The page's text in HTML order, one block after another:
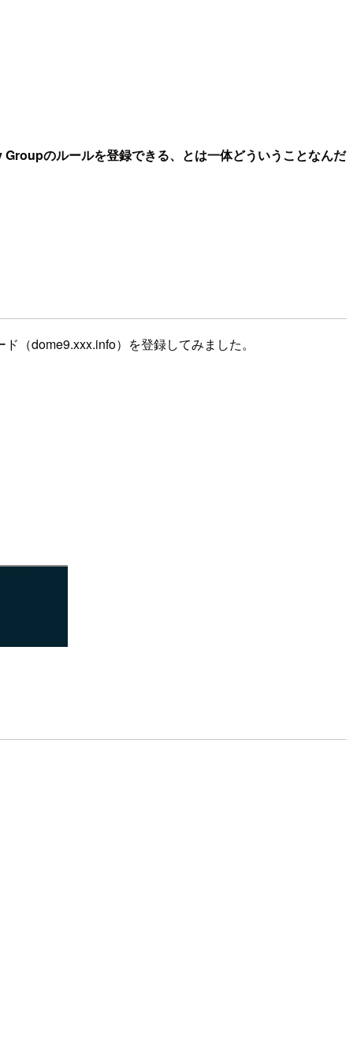
Groupのルールを登録できる、とは一体どういうことなんだ
（dome9.xxx.info）を登録してみました。